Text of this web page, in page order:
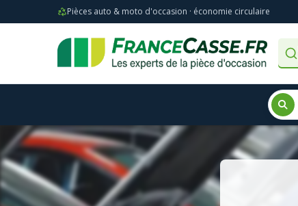
Pièces auto & moto d'occasion · économie circulaire